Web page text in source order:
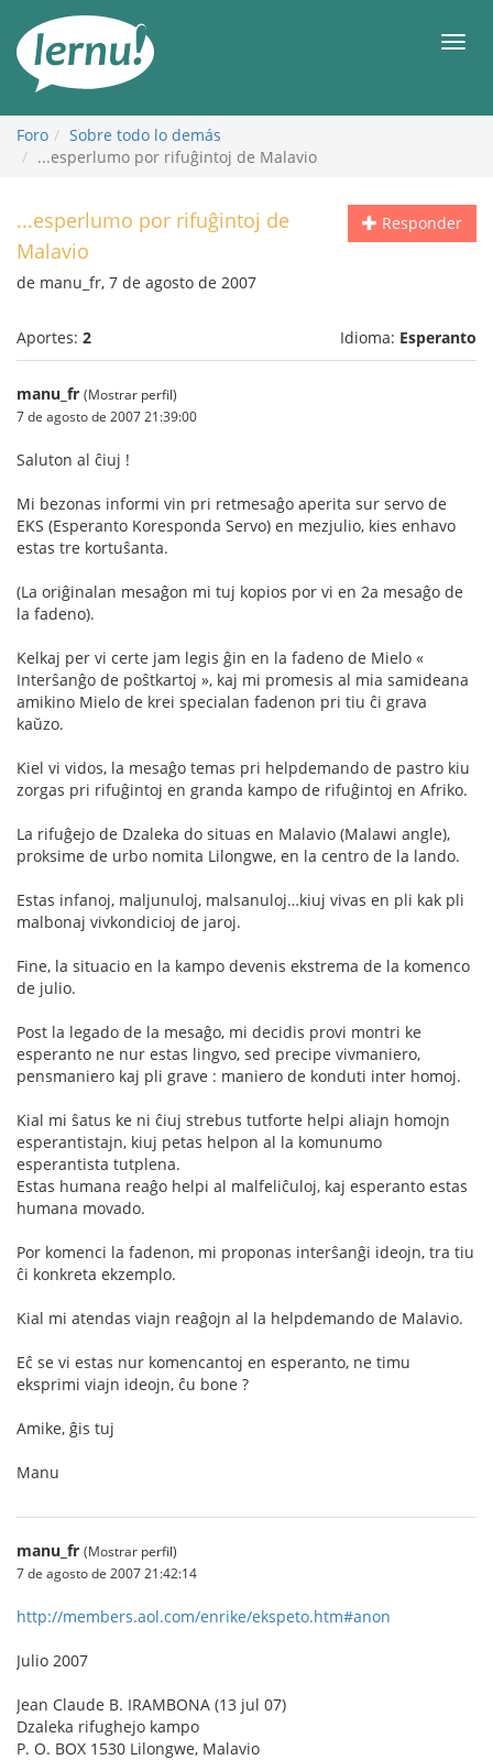
Foro
Sobre todo lo demás
...esperlumo por rifuĝintoj de Malavio
Responder
...esperlumo por rifuĝintoj de
Malavio
de manu_fr, 7 de agosto de 2007
Aportes: 2 Idioma: Esperanto
manu_fr (Mostrar perfil)
7 de agosto de 2007 21:39:00
Saluton al ĉiuj !
Mi bezonas informi vin pri retmesaĝo aperita sur servo de
EKS (Esperanto Koresponda Servo) en mezjulio, kies enhavo
estas tre kortuŝanta.
(La oriĝinalan mesaĝon mi tuj kopios por vi en 2a mesaĝo de
la fadeno).
Kelkaj per vi certe jam legis ĝin en la fadeno de Mielo «
Interŝanĝo de poŝtkartoj », kaj mi promesis al mia samideana
amikino Mielo de krei specialan fadenon pri tiu ĉi grava
kaŭzo.
Kiel vi vidos, la mesaĝo temas pri helpdemando de pastro kiu
zorgas pri rifuĝintoj en granda kampo de rifuĝintoj en Afriko.
La rifuĝejo de Dzaleka do situas en Malavio (Malawi angle),
proksime de urbo nomita Lilongwe, en la centro de la lando.
Estas infanoj, maljunuloj, malsanuloj…kiuj vivas en pli kak pli
malbonaj vivkondicioj de jaroj.
Fine, la situacio en la kampo devenis ekstrema de la komenco
de julio.
Post la legado de la mesaĝo, mi decidis provi montri ke
esperanto ne nur estas lingvo, sed precipe vivmaniero,
pensmaniero kaj pli grave : maniero de konduti inter homoj.
Kial mi ŝatus ke ni ĉiuj strebus tutforte helpi aliajn homojn
esperantistajn, kiuj petas helpon al la komunumo
esperantista tutplena.
Estas humana reaĝo helpi al malfeliĉuloj, kaj esperanto estas
humana movado.
Por komenci la fadenon, mi proponas interŝanĝi ideojn, tra tiu
ĉi konkreta ekzemplo.
Kial mi atendas viajn reaĝojn al la helpdemando de Malavio.
Eĉ se vi estas nur komencantoj en esperanto, ne timu
eksprimi viajn ideojn, ĉu bone ?
Amike, ĝis tuj
Manu
manu_fr (Mostrar perfil)
7 de agosto de 2007 21:42:14
http://members.aol.com/enrike/ekspeto.htm#anon
Julio 2007
Jean Claude B. IRAMBONA (13 jul 07)
Dzaleka rifughejo kampo
P. O. BOX 1530 Lilongwe, Malavio